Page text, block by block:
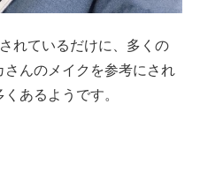
れているだけに、多くの
んのメイクを参考にされ
あるようです。